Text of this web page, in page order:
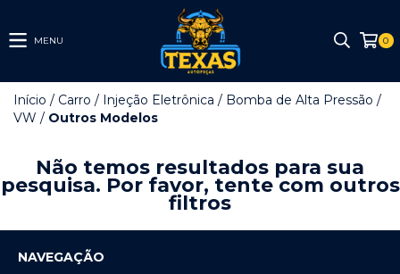
MENU 0
Início / Carro / Injeção Eletrônica / Bomba de Alta Pressão /
VW / Outros Modelos
Não temos resultados para sua
pesquisa. Por favor, tente com outros
filtros
NAVEGAÇÃO